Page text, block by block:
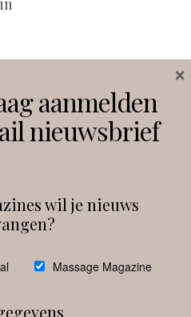
Facebook
aanmelden
nieuwsbrief
wil je nieuws
Massage Magazine
×